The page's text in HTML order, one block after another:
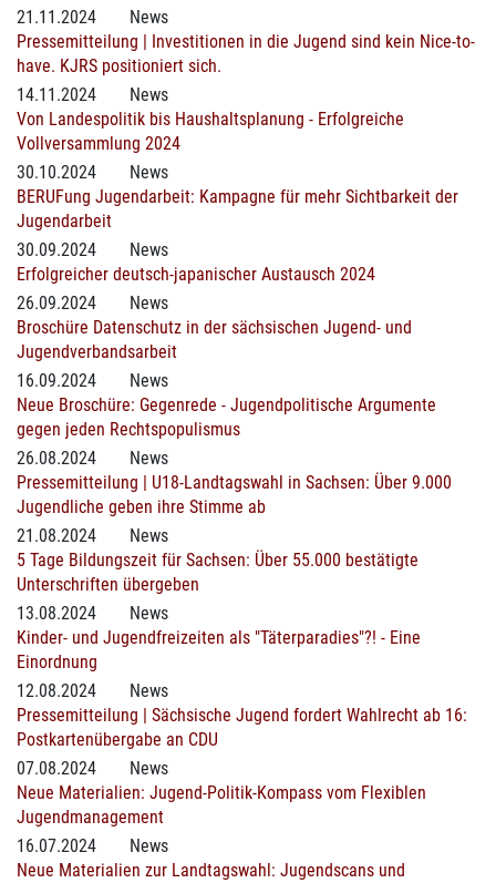
21.11.2024
News
Pressemitteilung | Investitionen in die Jugend sind kein Nice-to-
have. KJRS positioniert sich.
14.11.2024
News
Von Landespolitik bis Haushaltsplanung - Erfolgreiche
Vollversammlung 2024
30.10.2024
News
BERUFung Jugendarbeit: Kampagne für mehr Sichtbarkeit der
Jugendarbeit
30.09.2024
News
Erfolgreicher deutsch-japanischer Austausch 2024
26.09.2024
News
Broschüre Datenschutz in der sächsischen Jugend- und
Jugendverbandsarbeit
16.09.2024
News
Neue Broschüre: Gegenrede - Jugendpolitische Argumente
gegen jeden Rechtspopulismus
26.08.2024
News
Pressemitteilung | U18-Landtagswahl in Sachsen: Über 9.000
Jugendliche geben ihre Stimme ab
21.08.2024
News
5 Tage Bildungszeit für Sachsen: Über 55.000 bestätigte
Unterschriften übergeben
13.08.2024
News
Kinder- und Jugendfreizeiten als "Täterparadies"?! - Eine
Einordnung
12.08.2024
News
Pressemitteilung | Sächsische Jugend fordert Wahlrecht ab 16:
Postkartenübergabe an CDU
07.08.2024
News
Neue Materialien: Jugend-Politik-Kompass vom Flexiblen
Jugendmanagement
16.07.2024
News
Neue Materialien zur Landtagswahl: Jugendscans und